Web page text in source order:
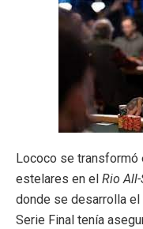
Lococo se transformó
estelares en el Rio
donde se desarrolla el
Serie Final tenía